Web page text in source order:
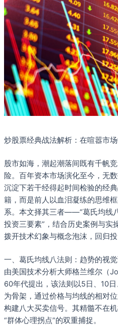
炒股票经典战法解析：在喧嚣市
股市如海，潮起潮落间既有千帆
险。百年资本市场演化至今，无
沉淀下若干经得起时间检验的经
籍，而是前人以血泪凝练的思维
系。本文择其三者——“葛氏均线
投资三要素”，结合历史案例与实
拨开技术幻象与概念泡沫，回归
一、葛氏均线八法则：趋势的视
由美国技术分析大师格兰维尔（
60年代提出，该法则以5日、10
为骨架，通过价格与均线的相对
构建八大买卖信号。其精髓不在
“群体心理拐点”的双重捕捉。